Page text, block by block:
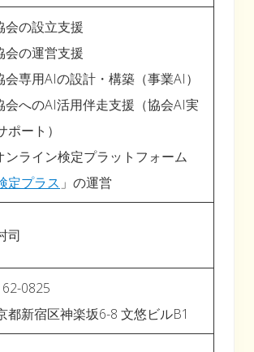
会の設立支援
会の運営支援
会専用AIの設計・構築（事業AI）
会へのAI活用伴走支援（協会AI実
ポート）
ンライン検定プラットフォーム
定プラス 」の運営
司
0825
都新宿区神楽坂6-8 文悠ビルB1